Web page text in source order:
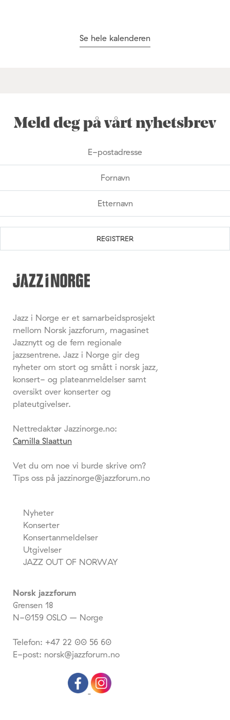
Se hele kalenderen
Meld deg på vårt nyhetsbrev
Jazz i Norge er et samarbeidsprosjekt
mellom Norsk jazzforum, magasinet
Jazznytt og de fem regionale
jazzsentrene. Jazz i Norge gir deg
nyheter om stort og smått i norsk jazz,
konsert- og plateanmeldelser samt
oversikt over konserter og
plateutgivelser.
Nettredaktør Jazzinorge.no:
Camilla Slaattun
Vet du om noe vi burde skrive om?
Tips oss på jazzinorge@jazzforum.no
Nyheter
Konserter
Konsertanmeldelser
Utgivelser
JAZZ OUT OF NORWAY
Norsk jazzforum
Grensen 18
N-0159 OSLO – Norge
Telefon: +47 22 00 56 60
E-post: norsk@jazzforum.no